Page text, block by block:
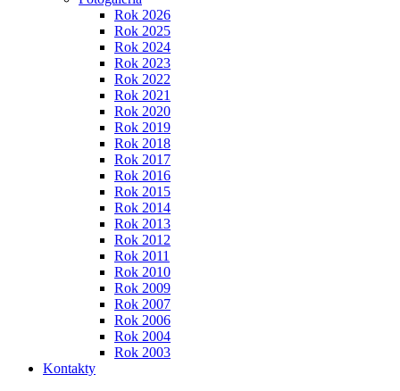
Rok 2026
Rok 2025
Rok 2024
Rok 2023
Rok 2022
Rok 2021
Rok 2020
Rok 2019
Rok 2018
Rok 2017
Rok 2016
Rok 2015
Rok 2014
Rok 2013
Rok 2012
Rok 2011
Rok 2010
Rok 2009
Rok 2007
Rok 2006
Rok 2004
Rok 2003
Kontakty